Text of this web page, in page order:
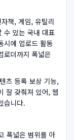
책, 게임, 유틸리
수 있는 국내 대표
시에 업로드 활동
로더까지 폭넓은
츠 등록 보상 기능,
잘 갖춰져 있어, 웹
습니다.
폭넓은 범위를 아